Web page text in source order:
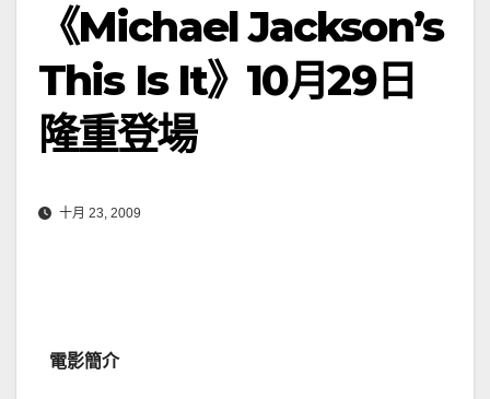
《Michael Jackson’s
This Is It》10月29日
隆重登場
十月 23, 2009
電影簡介